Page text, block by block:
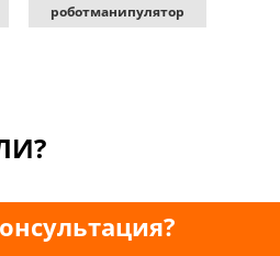
роботманипулятор